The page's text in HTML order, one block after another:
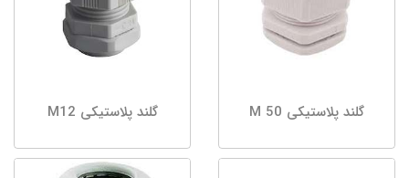
گلند پلاستیکی M 50 گلند پلاستیکی M12